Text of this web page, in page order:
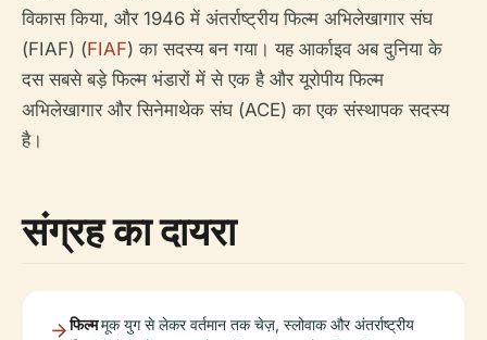
विकास किया, और 1946 में अंतर्राष्ट्रीय फिल्म अभिलेखागार संघ
(FIAF) (FIAF) का सदस्य बन गया। यह आर्काइव अब दुनिया के
दस सबसे बड़े फिल्म भंडारों में से एक है और यूरोपीय फिल्म
अभिलेखागार और सिनेमाथेक संघ (ACE) का एक संस्थापक सदस्य
है।
संग्रह का दायरा
फिल्ममूक युग से लेकर वर्तमान तक चेज़, स्लोवाक और अंतर्राष्ट्रीय